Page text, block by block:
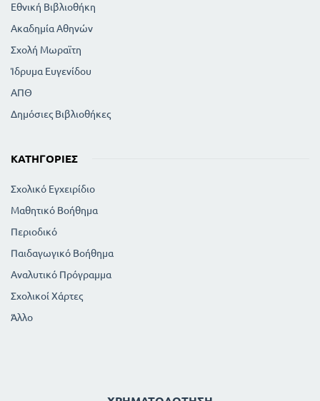
Εθνική Βιβλιοθήκη
Ακαδημία Αθηνών
Σχολή Μωραϊτη
Ίδρυμα Ευγενίδου
ΑΠΘ
Δημόσιες Βιβλιοθήκες
ΚΑΤΗΓΟΡΊΕΣ
Σχολικό Εγχειρίδιο
Μαθητικό Βοήθημα
Περιοδικό
Παιδαγωγικό Βοήθημα
Αναλυτικό Πρόγραμμα
Σχολικοί Χάρτες
Άλλο